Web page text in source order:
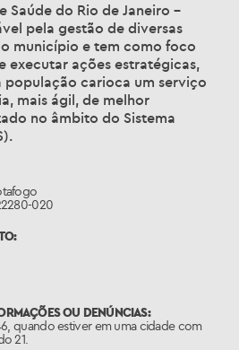
Saúde do Rio de Janeiro –
pela gestão de diversas
município e tem como foco
executar ações estratégicas,
população carioca um serviço
mais ágil, de melhor
no âmbito do Sistema
020
OU DENÚNCIAS:
quando estiver em uma cidade com
21.